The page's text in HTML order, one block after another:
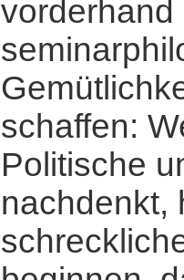
vorderhand
schaffen:
Politische
nachdenkt,